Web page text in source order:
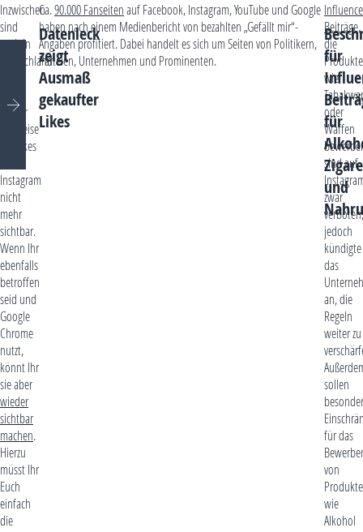
Inzwischen
sind
auch in
Deutschland
Nutzer
testweise
die Likes
Instagram
nicht
mehr
sichtbar.
Wenn Ihr
ebenfalls
betroffen
seid und
Google
Chrome
nutzt,
könnt Ihr
sie aber
wieder
sichtbar
machen.
Hierzu
müsst Ihr
Euch
einfach
die
Datenleck
zeigt
Ausmaß
gekaufter
Likes
Ca.90.000 Fanseitenauf Facebook, Instagram, YouTube und Google
haben nach einem Medienbericht von bezahlten „Gefällt mir“-
Angaben profitiert. Dabei handelt es sich um Seiten von Politikern,
Parteien, Unternehmen und Prominenten.
für
für
und
Beiträge,
die
Produkte
wie
oder
Waffen
sind auf
zwar
verboten,
jedoch
kündigte
das
an, die
Regeln
weiter zu
sollen
für das
von
wie
Alkohol